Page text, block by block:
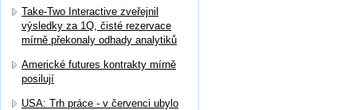
Take-Two Interactive zveřejnil
výsledky za 1Q, čisté rezervace
mírně překonaly odhady analytiků
Americké futures kontrakty mírně
posilují
USA: Trh práce - v červenci ubylo